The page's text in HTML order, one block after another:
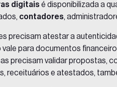
digitaisé disponibilizada a
contadores,
precisam atestar a
vale para documentos
precisam validar propostas,
receituários e atestados,